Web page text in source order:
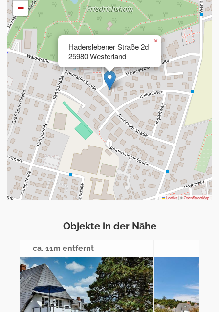
Haderslebener Straße 2d
25980 Westerland
×
−
Leaflet|©OpenStreetMap
Objekte in der Nähe
ca. 21m entfernt